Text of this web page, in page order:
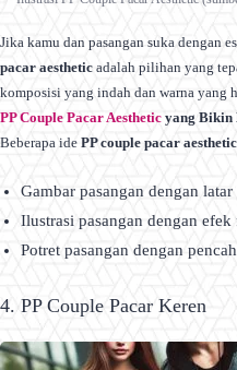
Jika kamu dan pasangan suka dengan
pacar aesthetic adalah pilihan yang
komposisi yang indah dan warna yang
PP Couple Pacar Aesthetic yang Bikin
Beberapa ide PP couple pacar aesthetic
Gambar pasangan dengan
Ilustrasi pasangan dengan
Potret pasangan dengan
4. PP Couple Pacar Keren